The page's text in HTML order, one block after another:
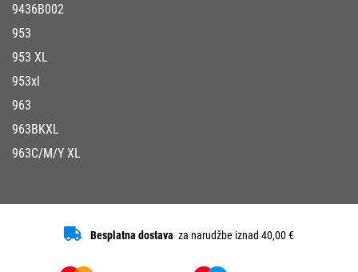
9436B002
953
953 XL
953xl
963
963BKXL
963C/M/Y XL
Besplatna dostava za narudžbe iznad 40,00 €